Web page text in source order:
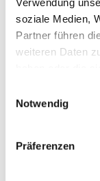
Verwendung
soziale Medien,
Partner führen
weiteren Daten
Notwendig
Präferenzen
Matunschmied
Anmeldung